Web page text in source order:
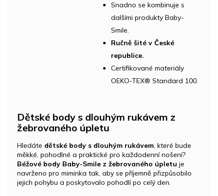
Snadno se kombinuje s
dalšími produkty Baby-
Smile.
Ručně šité v České
republice.
Certifikované materiály
OEKO-TEX® Standard 100.
Dětské body s dlouhým rukávem z
žebrovaného úpletu
Hledáte dětské body s dlouhým rukávem, které bude
měkké, pohodlné a praktické pro každodenní nošení?
Béžové body Baby-Smile z žebrovaného úpletu je
navrženo pro miminka tak, aby se příjemně přizpůsobilo
jejich pohybu a poskytovalo pohodlí po celý den.